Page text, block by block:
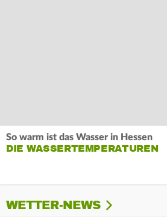
So warm ist das Wasser in Hessen
DIE WASSERTEMPERATUREN
WETTER-NEWS